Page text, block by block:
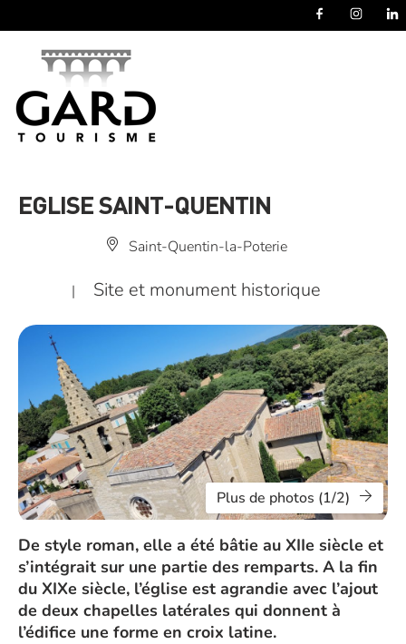
EGLISE SAINT-QUENTIN
Saint-Quentin-la-Poterie
| Site et monument historique
Plus de photos (1/2)
De style roman, elle a été bâtie au XIIe siècle et
s’intégrait sur une partie des remparts. A la fin
du XIXe siècle, l’église est agrandie avec l’ajout
de deux chapelles latérales qui donnent à
l’édifice une forme en croix latine.